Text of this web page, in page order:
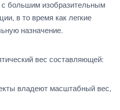
с большим изобразительным
в то время как легкие
назначение.
вес составляющей:
владеют масштабный вес,